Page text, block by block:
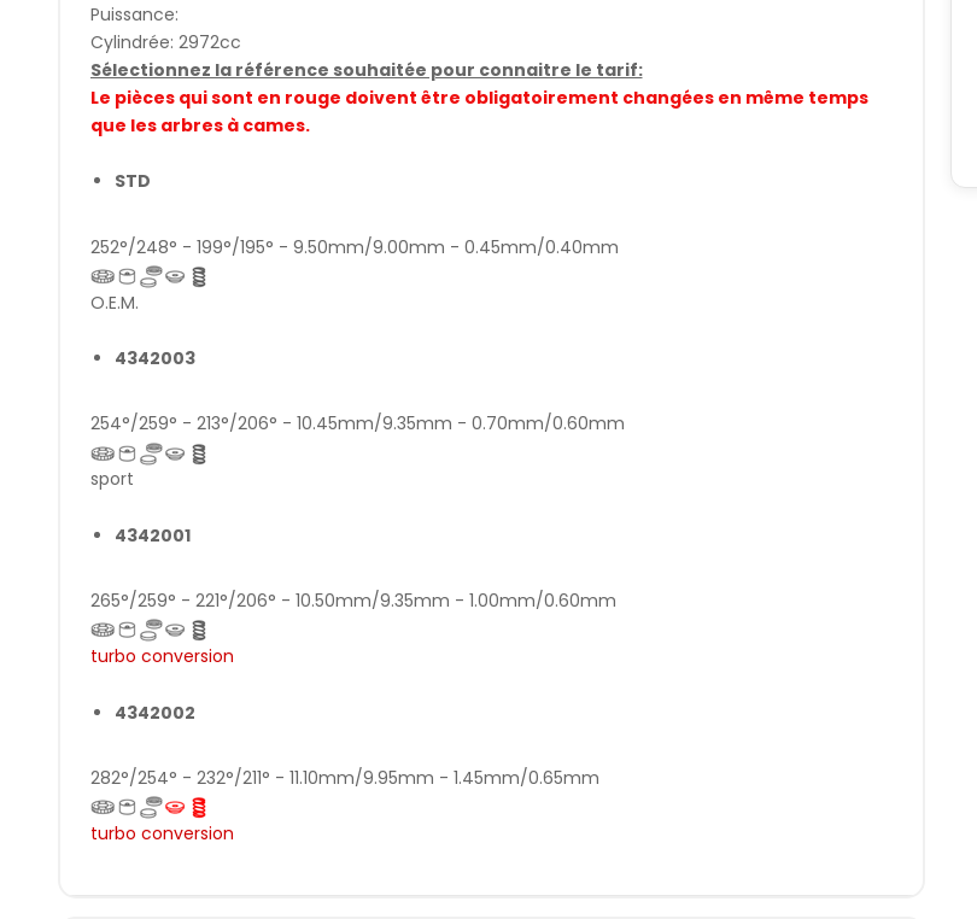
Puissance:
Cylindrée: 2972cc
Sélectionnez la référence souhaitée pour connaitre le tarif:
Le pièces qui sont en rouge doivent être obligatoirement changées en même temps
que les arbres à cames.
STD
252°/248° - 199°/195° - 9.50mm/9.00mm - 0.45mm/0.40mm
O.E.M.
4342003
254°/259° - 213°/206° - 10.45mm/9.35mm - 0.70mm/0.60mm
sport
4342001
265°/259° - 221°/206° - 10.50mm/9.35mm - 1.00mm/0.60mm
turbo conversion
4342002
282°/254° - 232°/211° - 11.10mm/9.95mm - 1.45mm/0.65mm
turbo conversion